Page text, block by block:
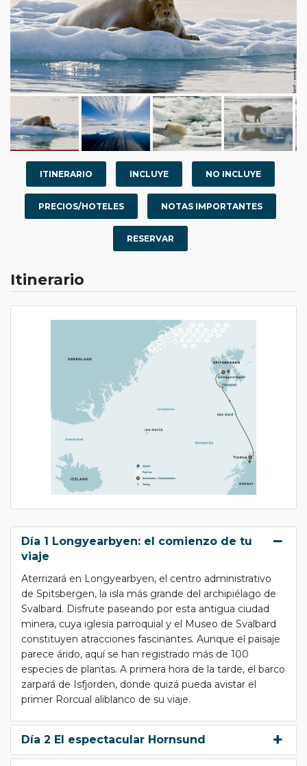
ITINERARIO INCLUYE NO INCLUYE
PRECIOS/HOTELES NOTAS IMPORTANTES
RESERVAR
Itinerario
Día 1 Longyearbyen: el comienzo de tu
viaje
Aterrizará en Longyearbyen, el centro administrativo
de Spitsbergen, la isla más grande del archipiélago de
Svalbard. Disfrute paseando por esta antigua ciudad
minera, cuya iglesia parroquial y el Museo de Svalbard
constituyen atracciones fascinantes. Aunque el paisaje
parece árido, aquí se han registrado más de 100
especies de plantas. A primera hora de la tarde, el barco
zarpará de Isfjorden, donde quizá pueda avistar el
primer Rorcual aliblanco de su viaje.
Día 2 El espectacular Hornsund